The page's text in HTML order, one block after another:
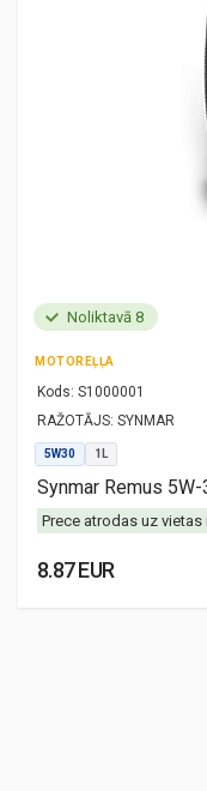
Noliktavā 8
MOTOREĻĻA
Kods: S1000001
RAŽOTĀJS: SYNMAR
5W30 1L
Synmar Remus
Prece atrodas uz
8.87 EUR